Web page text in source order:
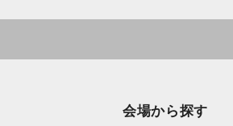
会場から探す